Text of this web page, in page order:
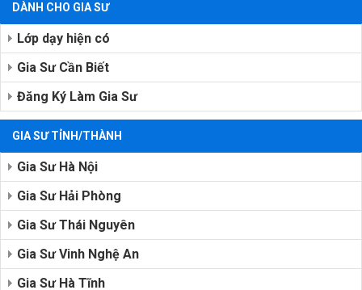
DÀNH CHO GIA SƯ
Lớp dạy hiện có
Gia Sư Cần Biết
Đăng Ký Làm Gia Sư
GIA SƯ TỈNH/THÀNH
Gia Sư Hà Nội
Gia Sư Hải Phòng
Gia Sư Thái Nguyên
Gia Sư Vinh Nghệ An
Gia Sư Hà Tĩnh